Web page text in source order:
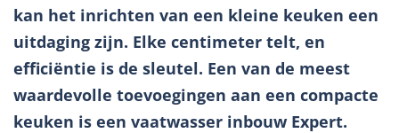
kan het inrichten van een kleine keuken een
uitdaging zijn. Elke centimeter telt, en
efficiëntie is de sleutel. Een van de meest
waardevolle toevoegingen aan een compacte
keuken is een vaatwasser inbouw Expert.